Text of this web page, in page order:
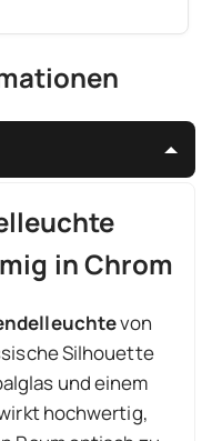
in Chrom
von
Silhouette
und einem
hochwertig,